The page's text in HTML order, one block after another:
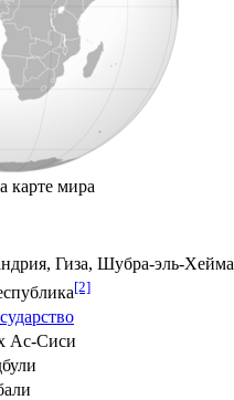
карте мира
, Гиза, Шубра-эль-Хейма
[2]
Ас-Сиси